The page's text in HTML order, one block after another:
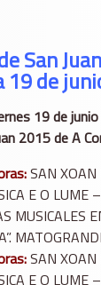
San
19 de
19 de
2015 de A
SAN
E O LUME
MUSICALES
SAN
E O LUME